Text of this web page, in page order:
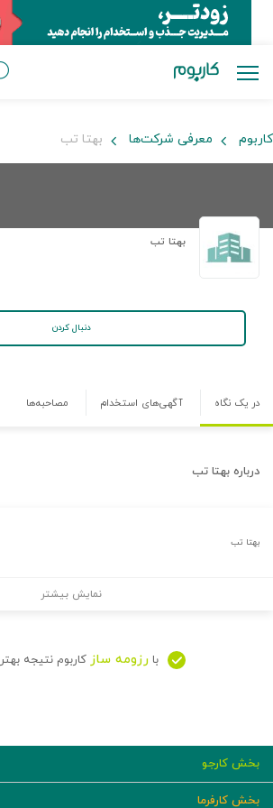
کاربوم معرفی شرکت‌ها بهتا تب
بهتا تب
دنبال کردن
در یک نگاه آگهی‌های استخدام مصاحبه‌ها
درباره بهتا تب
بهتا تب
نمایش بیشتر
با رزومه ساز کاربوم نتیجه
بخش کارجو
بخش کارفرما